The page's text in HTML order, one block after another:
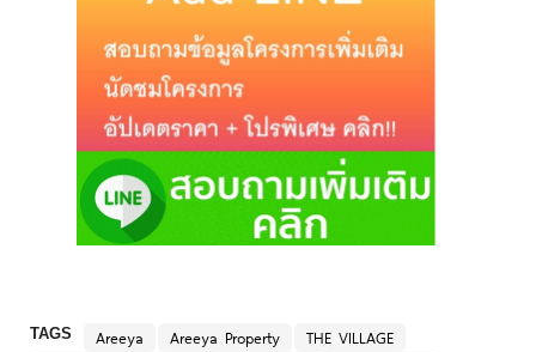
TAGS Areeya Areeya Property
THE VILLAGE